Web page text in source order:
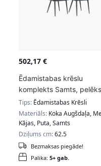
502,17 €
Ēdamistabas krēslu
komplekts Samts, pelēks
Tips: Ēdamistabas Krēsli
Materiāls: Koka Augšdaļa,
Kājas, Puta, Samts
Dziļums cm:62.5
Palika: 5+ gab.
Bezmaksas piegāde!